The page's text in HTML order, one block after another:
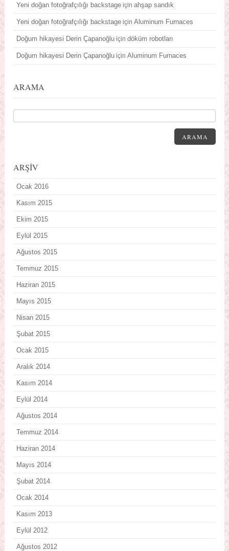
Yeni doğan fotoğrafçılığı backstage içinahşap sandık
Yeni doğan fotoğrafçılığı backstage içinAluminum Furnaces
Doğum hikayesi Derin Çapanoğlu içindöküm robotları
Doğum hikayesi Derin Çapanoğlu içinAluminum Furnaces
ARAMA
ARAMA
ARŞİV
Ocak 2016
Kasım 2015
Ekim 2015
Eylül 2015
Ağustos 2015
Temmuz 2015
Haziran 2015
Mayıs 2015
Nisan 2015
Şubat 2015
Ocak 2015
Aralık 2014
Kasım 2014
Eylül 2014
Ağustos 2014
Temmuz 2014
Haziran 2014
Mayıs 2014
Şubat 2014
Ocak 2014
Kasım 2013
Eylül 2012
Ağustos 2012